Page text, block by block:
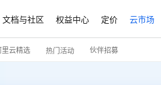
文档与社区 权益中心 定价 云市场
里云精选 热门活动 伙伴招募